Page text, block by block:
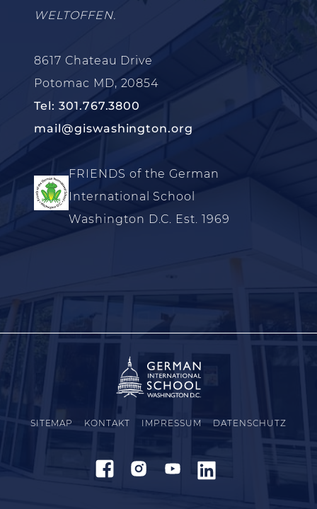
WELTOFFEN.
8617 Chateau Drive
Potomac MD, 20854
Tel: 301.767.3800
mail@giswashington.org
FRIENDS of the German
International School
Washington D.C. Est. 1969
SITEMAP KONTAKT IMPRESSUM DATENSCHUTZ